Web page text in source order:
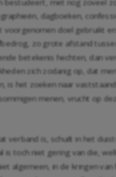
dagboeken,
voorgenomen doel gebruikt en
zo grote afstand
betekenis hechten, dan
zich zodanig op, dat
is het zoeken naar
menen, vrucht op
verband is, schuilt in het
toch niet gering van die,
algemeen, in de kringen van